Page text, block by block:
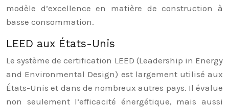
modèle d’excellence en matière de construction à
basse consommation.
LEED aux États-Unis
Le système de certification LEED (Leadership in Energy
and Environmental Design) est largement utilisé aux
États-Unis et dans de nombreux autres pays. Il évalue
non seulement l’efficacité énergétique, mais aussi